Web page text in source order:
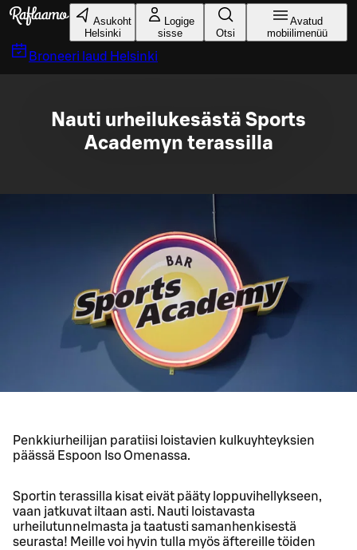
Liigu peamise sisu juurde
Asukoht
Helsinki
Logige
sisse
Otsi
Avatud
mobiilimenüü
Broneeri laud Helsinki
Nauti urheilukesästä Sports
Academyn terassilla
Penkkiurheilijan paratiisi loistavien kulkuyhteyksien
päässä Espoon Iso Omenassa.
Sportin terassilla kisat eivät pääty loppuvihellykseen,
vaan jatkuvat iltaan asti. Nauti loistavasta
urheilutunnelmasta ja taatusti samanhenkisestä
seurasta! Meille voi hyvin tulla myös äftereille töiden